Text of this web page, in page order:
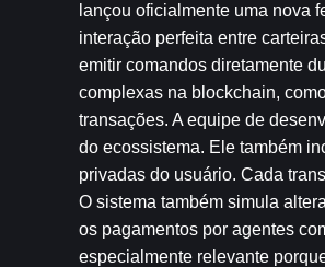
lançou oficialmente uma nova
interação perfeita entre
emitir comandos diretamente
complexas na blockchain,
transações. A equipe de
do ecossistema. Ele também
privadas do usuário. Cada
O sistema também simula
os pagamentos por agentes
especialmente relevante